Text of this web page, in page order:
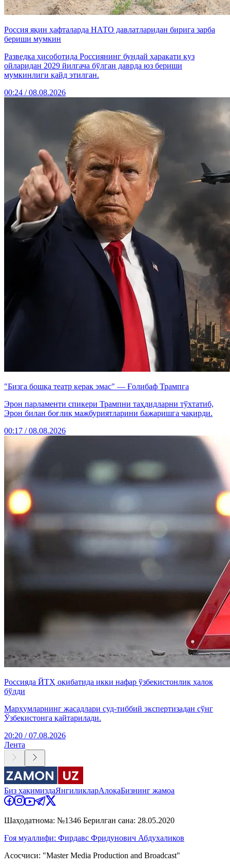
Россия яқин ҳафталарда НАТО давлатларидан бирига зарба
бериши мумкин
Разведка ҳисоботида Россиянинг бундай ҳаракати куз
ойларидан 2029 йилгача бўлган даврда юз бериши
мумкинлиги қайд этилган.
00:24 / 08.08.2026
"Бизга бошқа театр керак эмас" — Ғолибаф Трампга
Эрон парламенти спикери Трампни таҳдидларни тўхтатиб,
Эрон билан боғлиқ мажбуриятларини бажаришга чақирди.
00:17 / 08.08.2026
Россияда ЙТҲ оқибатида икки нафар ўзбекистонлик ҳалок
бўлди
Марҳумларнинг жасадлари суд-тиббий экспертизадан сўнг
Ўзбекистонга қайтарилади.
20:20 / 07.08.2026
Лента
Биз ҳақимиздаЯнгиликларАлоқаБизнинг жамоа
Шаҳодатнома: №1346 Берилган сана: 28.05.2020
Ғоя муаллифи: Фирдавс Фридунович Абдухаликов
Асосчиси: "Master Media Production and Broadcast"